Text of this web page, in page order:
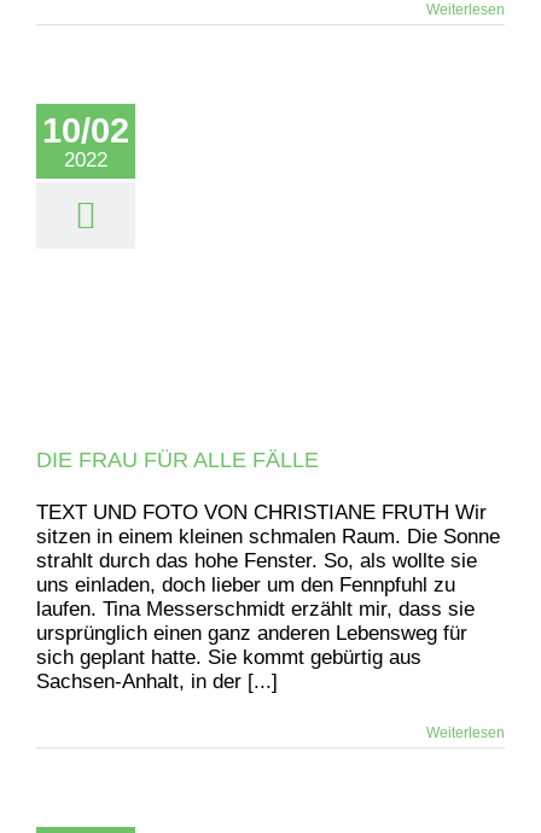
Weiterlesen
10/02
2022
DIE FRAU FÜR ALLE FÄLLE
TEXT UND FOTO VON CHRISTIANE FRUTH Wir
sitzen in einem kleinen schmalen Raum. Die Sonne
strahlt durch das hohe Fenster. So, als wollte sie
uns einladen, doch lieber um den Fennpfuhl zu
laufen. Tina Messerschmidt erzählt mir, dass sie
ursprünglich einen ganz anderen Lebensweg für
sich geplant hatte. Sie kommt gebürtig aus
Sachsen-Anhalt, in der [...]
Weiterlesen